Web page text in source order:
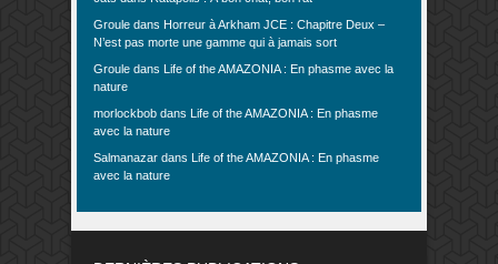
Groule dans Horreur à Arkham JCE : Chapitre Deux –
N’est pas morte une gamme qui à jamais sort
Groule dans Life of the AMAZONIA : En phasme avec la
nature
morlockbob dans Life of the AMAZONIA : En phasme
avec la nature
Salmanazar dans Life of the AMAZONIA : En phasme
avec la nature